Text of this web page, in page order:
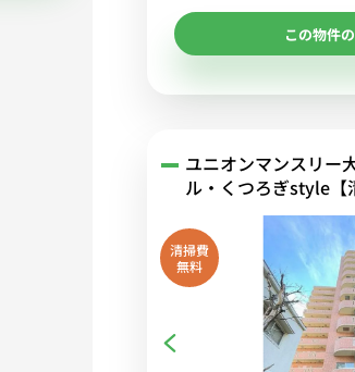
この物件
ユニオンマンスリー
ル・くつろぎstyle【
清掃費
無料